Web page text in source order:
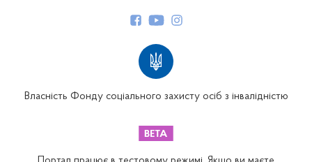
Власність Фонду соціального захисту осіб з інвалідністю